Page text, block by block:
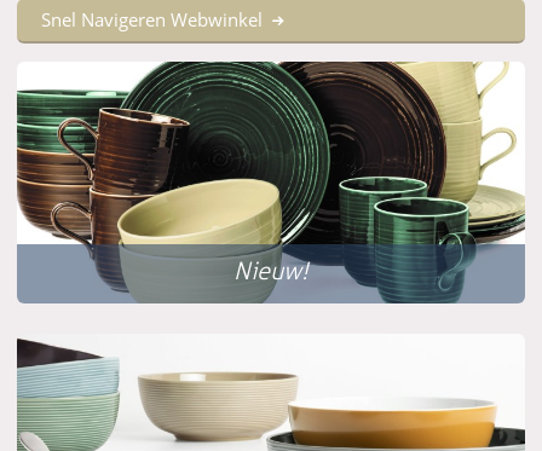
Snel Navigeren Webwinkel
Nieuw!